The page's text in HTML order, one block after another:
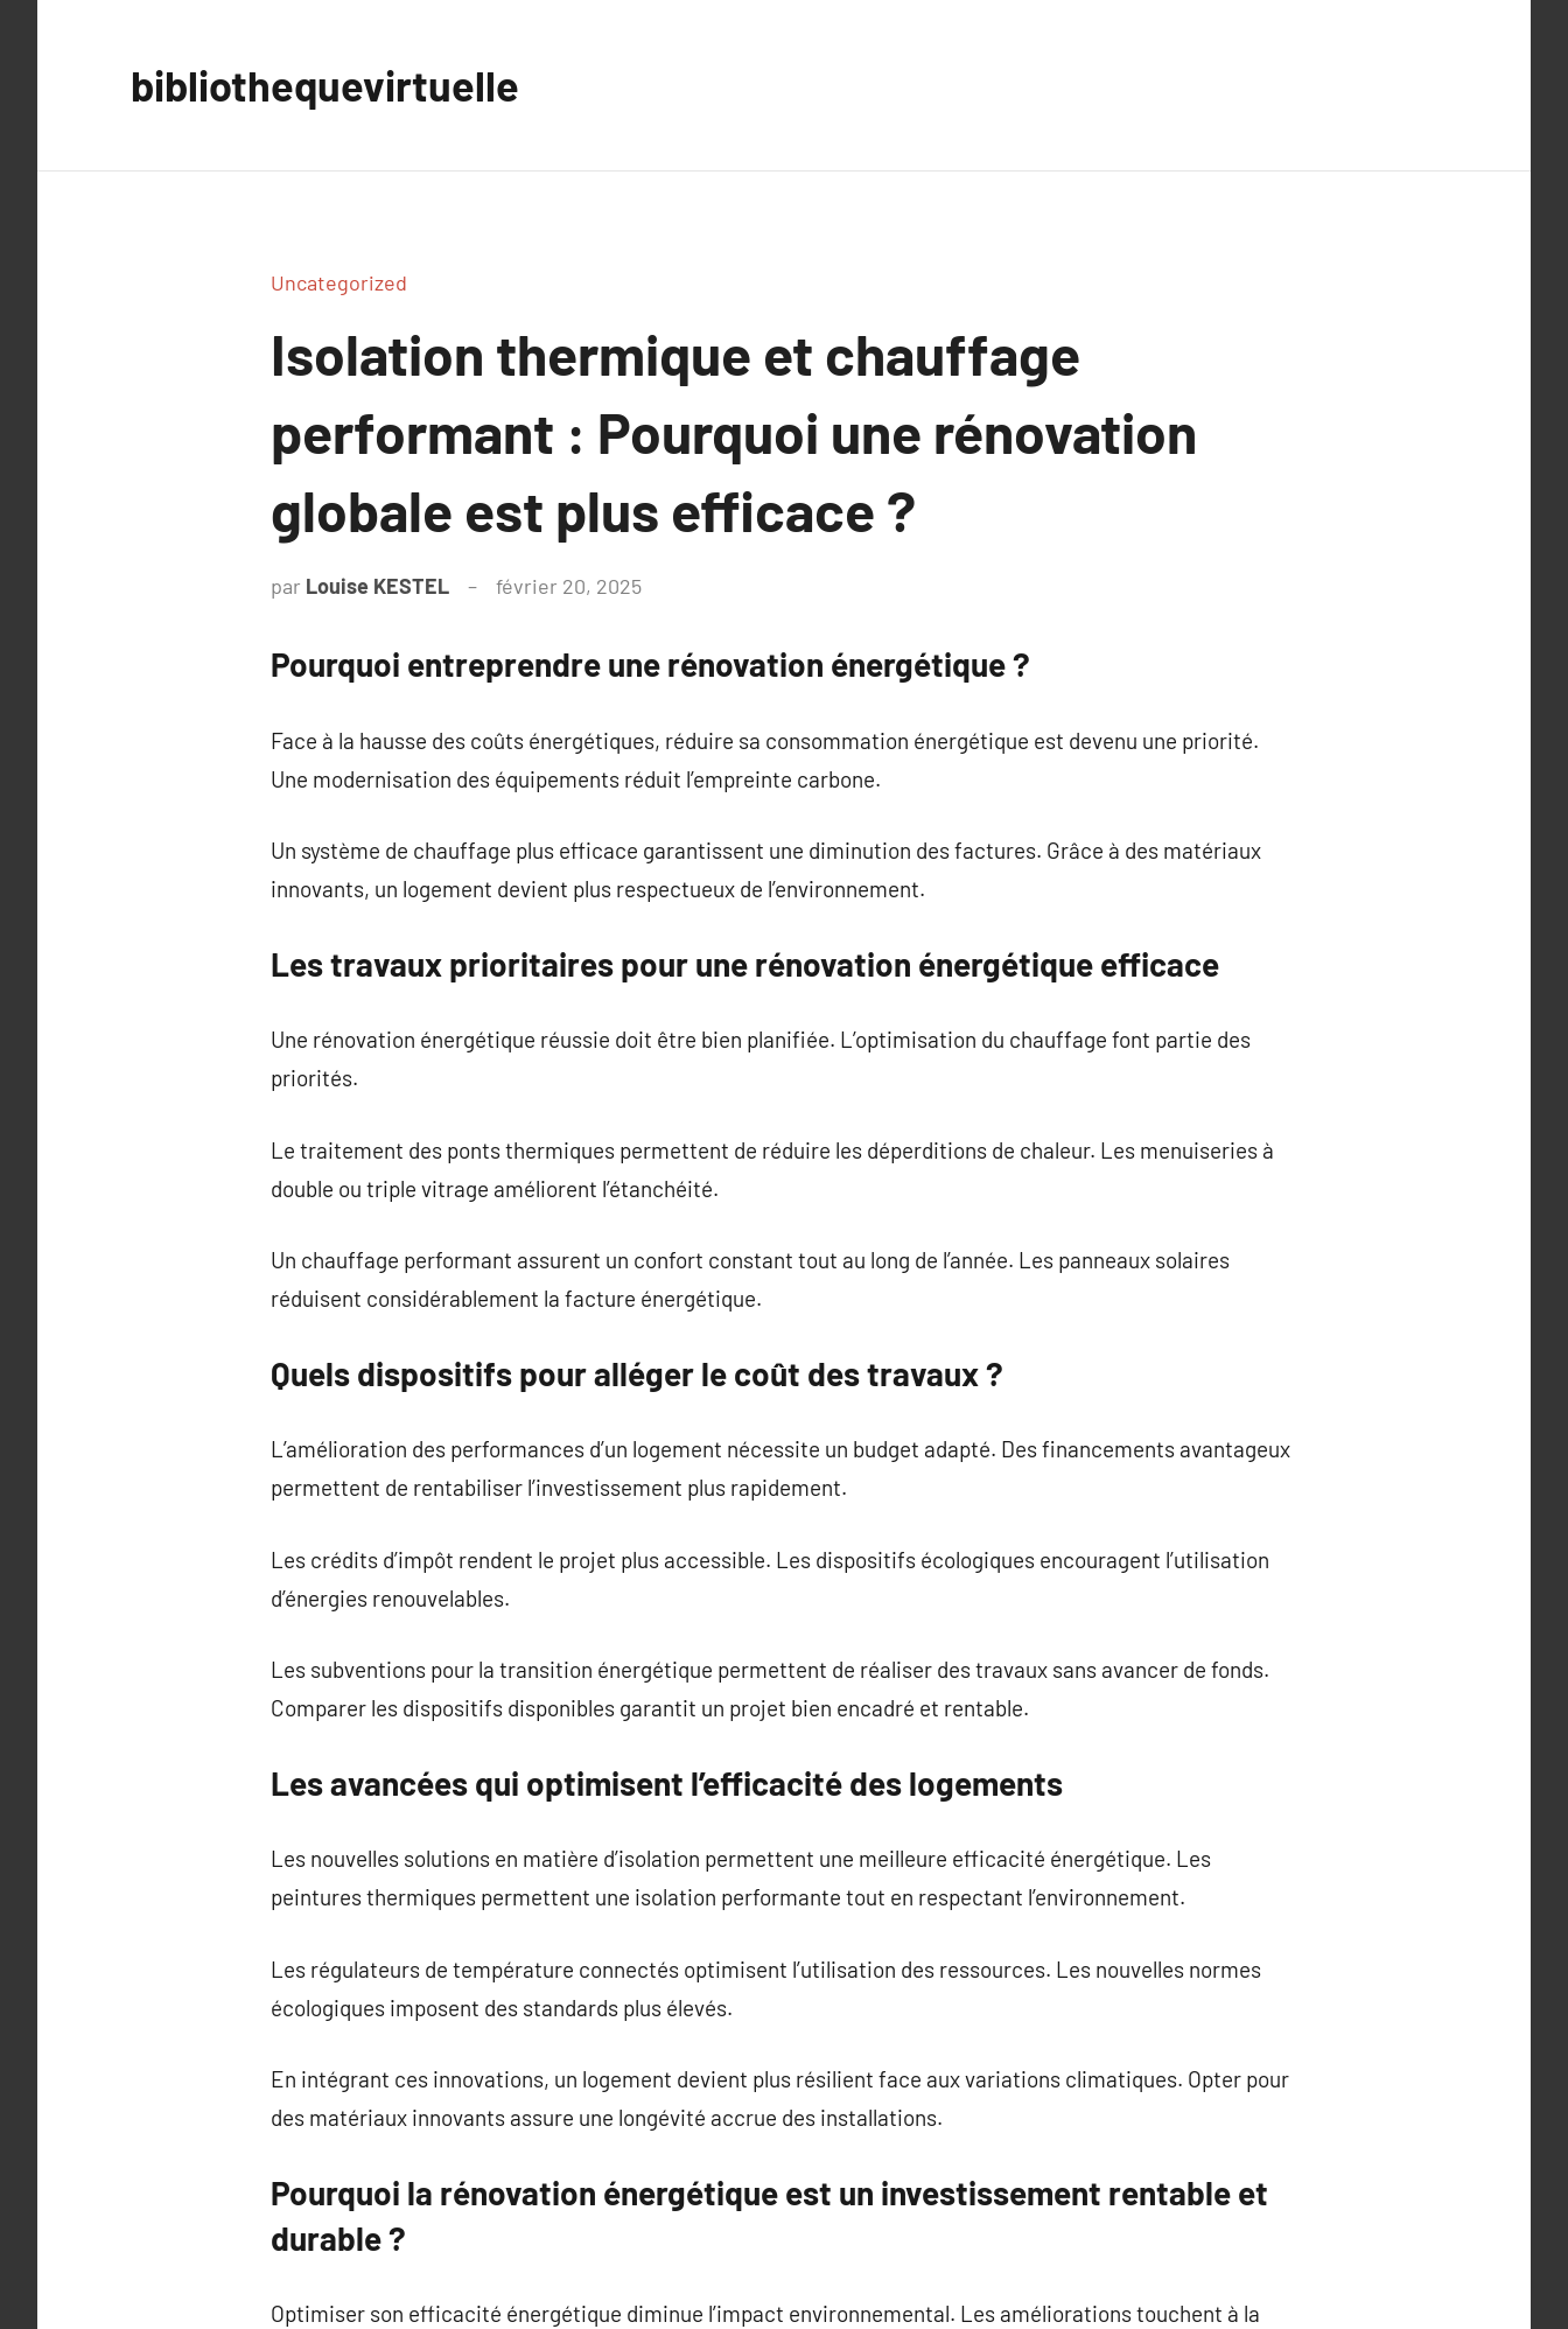
bibliothequevirtuelle
Uncategorized
Isolation thermique et chauffage
performant : Pourquoi une rénovation
globale est plus efficace ?
par Louise KESTEL février 20, 2025
Pourquoi entreprendre une rénovation énergétique ?
Face à la hausse des coûts énergétiques, réduire sa consommation énergétique est devenu une priorité.
Une modernisation des équipements réduit l’empreinte carbone.
Un système de chauffage plus efficace garantissent une diminution des factures. Grâce à des matériaux
innovants, un logement devient plus respectueux de l’environnement.
Les travaux prioritaires pour une rénovation énergétique efficace
Une rénovation énergétique réussie doit être bien planifiée. L’optimisation du chauffage font partie des
priorités.
Le traitement des ponts thermiques permettent de réduire les déperditions de chaleur. Les menuiseries à
double ou triple vitrage améliorent l’étanchéité.
Un chauffage performant assurent un confort constant tout au long de l’année. Les panneaux solaires
réduisent considérablement la facture énergétique.
Quels dispositifs pour alléger le coût des travaux ?
L’amélioration des performances d’un logement nécessite un budget adapté. Des financements avantageux
permettent de rentabiliser l’investissement plus rapidement.
Les crédits d’impôt rendent le projet plus accessible. Les dispositifs écologiques encouragent l’utilisation
d’énergies renouvelables.
Les subventions pour la transition énergétique permettent de réaliser des travaux sans avancer de fonds.
Comparer les dispositifs disponibles garantit un projet bien encadré et rentable.
Les avancées qui optimisent l’efficacité des logements
Les nouvelles solutions en matière d’isolation permettent une meilleure efficacité énergétique. Les
peintures thermiques permettent une isolation performante tout en respectant l’environnement.
Les régulateurs de température connectés optimisent l’utilisation des ressources. Les nouvelles normes
écologiques imposent des standards plus élevés.
En intégrant ces innovations, un logement devient plus résilient face aux variations climatiques. Opter pour
des matériaux innovants assure une longévité accrue des installations.
Pourquoi la rénovation énergétique est un investissement rentable et
durable ?
Optimiser son efficacité énergétique diminue l’impact environnemental. Les améliorations touchent à la